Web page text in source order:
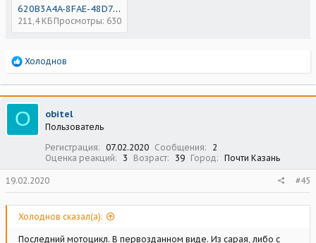
620B3A4A-8FAE-48D7-AA0E-3559CBEE4306.jpeg
211,4 КБ Просмотры: 630
Р
а
к
ц
и
и
Холоднов
O obitel
Пользователь
Регистрация
07.02.2020 Сообщения
2
Оценка реакций
3 Возраст 39 Город Почти Казань
19.02.2020 #45
Холоднов сказал(а):
Последний мотоцикл. В первозданном виде. Из сарая, либо с